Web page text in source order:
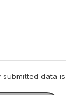
submitted data